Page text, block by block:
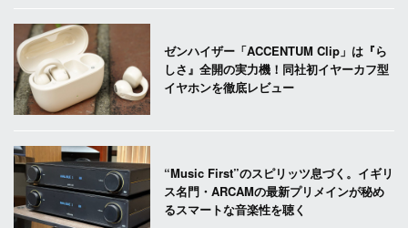
ゼンハイザー「ACCENTUM Clip」は『ら
しさ』全開の実力機！同社初イヤーカフ型
イヤホンを徹底レビュー
“Music First”のスピリッツ息づく。イギリ
ス名門・ARCAMの最新プリメインが秘め
るスマートな音楽性を聴く